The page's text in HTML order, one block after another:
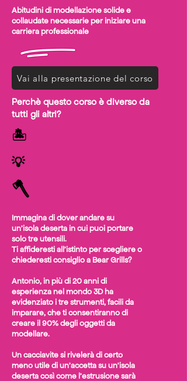
Abitudini di modellazione solide e
collaudate necessarie per iniziare una
carriera professionale
Vai alla presentazione del corso
Perchè questo corso è diverso da
tutti gli altri?
​🏝
​💡
🪓
Immagina di dover andare su
un'isola deserta in cui puoi portare
solo tre utensili.
Ti affideresti all'istinto per scegliere o
chiederesti consiglio a Bear Grills?
Antonio, in più di 20 anni di
esperienza nel mondo 3D ha
evidenziato i tre strumenti, facili da
imparare, che ti consentiranno di
creare il 90% degli oggetti da
modellare.
Un cacciavite si rivelerà di certo
meno utile di un'accetta su un'isola
deserta così come l'estrusione sarà